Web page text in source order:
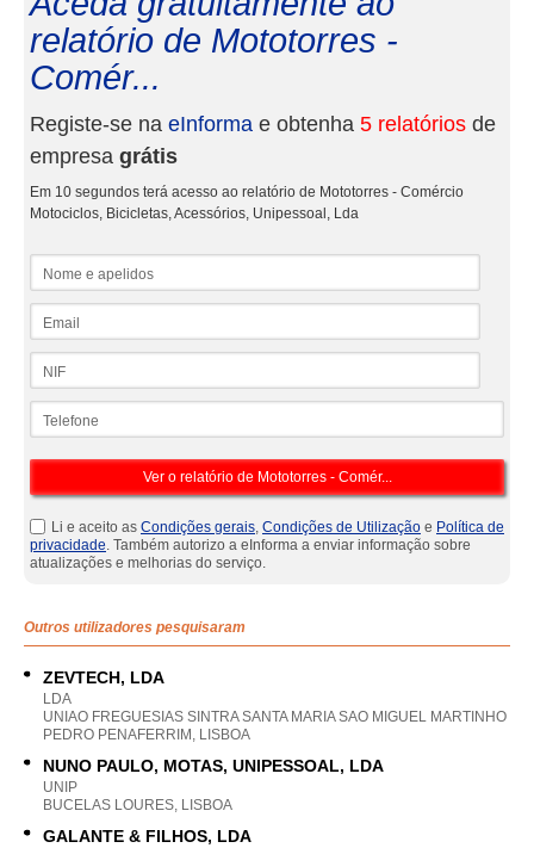
relatório de Mototorres -
Comér...
Registe-se na eInforma e obtenha 5 relatórios de
empresa grátis
Em 10 segundos terá acesso ao relatório de Mototorres - Comércio
Motociclos, Bicicletas, Acessórios, Unipessoal, Lda
Li e aceito as Condições gerais, Condições de Utilização e Política de
privacidade. Também autorizo a eInforma a enviar informação sobre
atualizações e melhorias do serviço.
Outros utilizadores pesquisaram
ZEVTECH, LDA
LDA
UNIAO FREGUESIAS SINTRA SANTA MARIA SAO MIGUEL MARTINHO
PEDRO PENAFERRIM, LISBOA
NUNO PAULO, MOTAS, UNIPESSOAL, LDA
UNIP
BUCELAS LOURES, LISBOA
GALANTE & FILHOS, LDA